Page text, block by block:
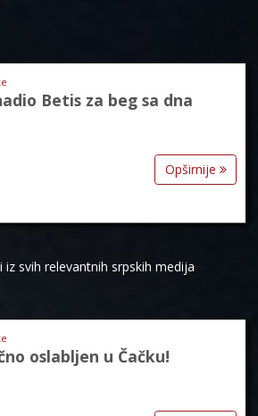
Betis za beg sa dna
Opširnije
iz svih relevantnih srpskih medija
oslabljen u Čačku!